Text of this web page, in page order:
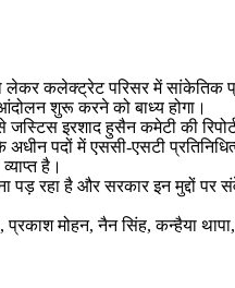
कलेक्ट्रेट परिसर में सांकेतिक
शुरू करने को बाध्य होगा।
इरशाद हुसैन कमेटी की
अधीन पदों में एससी-एसटी
है।
पड़ रहा है और सरकार इन मुद्दों
मोहन, नैन सिंह, कन्हैया